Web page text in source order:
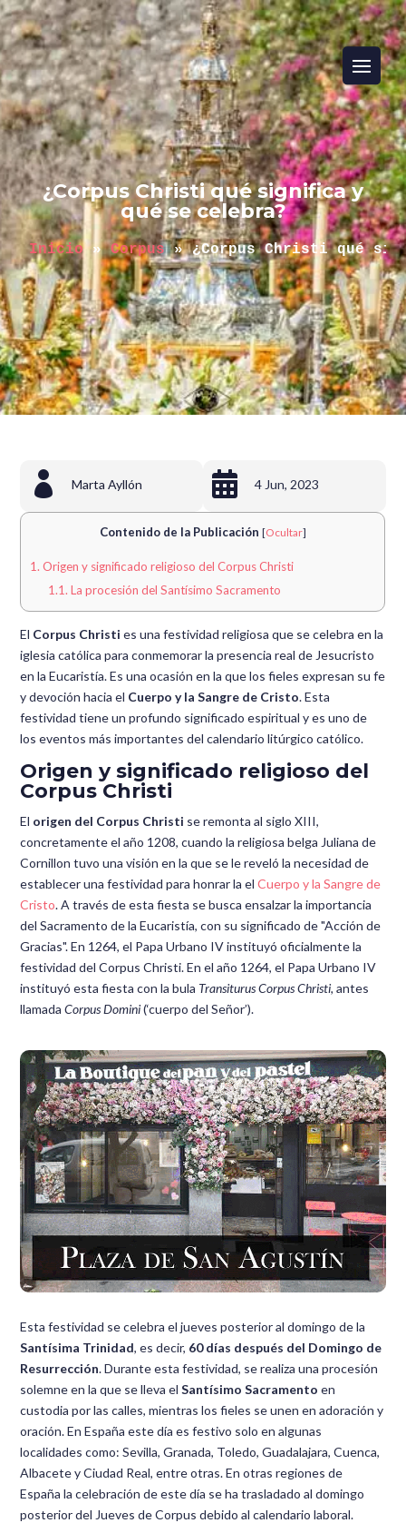
¿Corpus Christi qué significa y
qué se celebra?
Inicio » Corpus » ¿Corpus Christi qué
 Marta Ayllón  4 Jun, 2023
Contenido de la Publicación [Ocultar]
1. Origen y significado religioso del Corpus Christi
1.1. La procesión del Santísimo Sacramento
El Corpus Christi es una festividad religiosa que se celebra en la
iglesia católica para conmemorar la presencia real de Jesucristo
en la Eucaristía. Es una ocasión en la que los fieles expresan su fe
y devoción hacia el Cuerpo y la Sangre de Cristo. Esta
festividad tiene un profundo significado espiritual y es uno de
los eventos más importantes del calendario litúrgico católico.
Origen y significado religioso del
Corpus Christi
El origen del Corpus Christi se remonta al siglo XIII,
concretamente el año 1208, cuando la religiosa belga Juliana de
Cornillon tuvo una visión en la que se le reveló la necesidad de
establecer una festividad para honrar la elCuerpo y la Sangre de
Cristo. A través de esta fiesta se busca ensalzar la importancia
del Sacramento de la Eucaristía, con su significado de "Acción de
Gracias". En 1264, el Papa Urbano IV instituyó oficialmente la
festividad del Corpus Christi. En el año 1264, el Papa Urbano IV
instituyó esta fiesta con la bula Transiturus Corpus Christi,antes
llamadaCorpus Domini(‘cuerpo del Señor’).
Esta festividad se celebra el jueves posterior al domingo de la
Santísima Trinidad, es decir, 60 días después del Domingo de
Resurrección. Durante esta festividad, se realiza una procesión
solemne en la que se lleva elSantísimo Sacramento en
custodia por las calles, mientras los fieles se unen en adoración y
oración. En España este día es festivo solo en algunas
localidades como: Sevilla, Granada, Toledo, Guadalajara, Cuenca,
Albacete y Ciudad Real, entre otras. En otras regiones de
España la celebración de este día se ha trasladado al domingo
posterior del Jueves de Corpus debido al calendario laboral.